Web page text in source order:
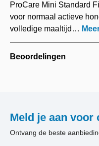
ProCare Mini Standard
voor normaal actieve
volledige maaltijd…
Beoordelingen
Meld je aan voor
Ontvang de beste